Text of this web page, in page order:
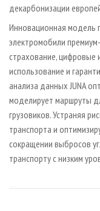
декарбонизации
Инновационная модель
электромобили
страхование, цифровые
использование и
анализа данных JUNA
моделирует маршруты
грузовиков. Устраняя
транспорта и
сокращении выбросов
транспорту с низким